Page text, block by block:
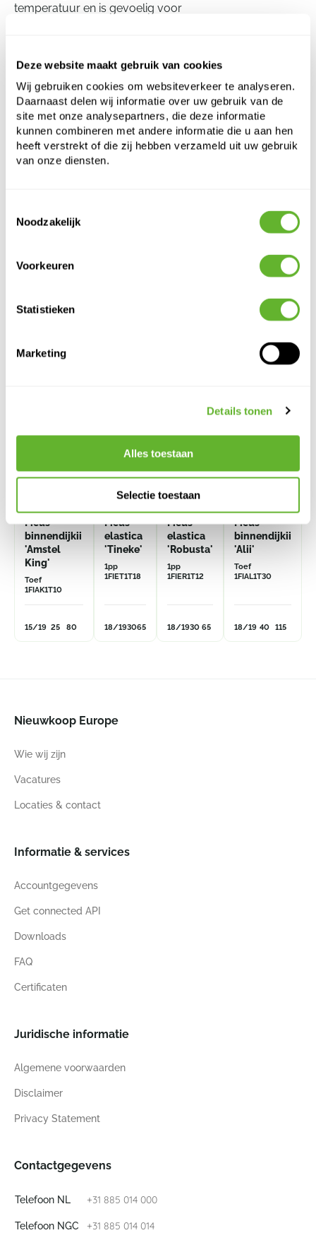
Deze website maakt gebruik van cookies
Wij gebruiken cookies om websiteverkeer te analyseren.
Daarnaast delen wij informatie over uw gebruik van de
site met onze analysepartners, die deze informatie
kunnen combineren met andere informatie die u aan hen
heeft verstrekt of die zij hebben verzameld uit uw gebruik
van onze diensten.
Noodzakelijk
Voorkeuren
Statistieken
Marketing
Details tonen
Alles toestaan
Selectie toestaan
temperatuur en is gevoelig voor
Ficus binnendijkii 'Alii'
Toef
Hoogte:
65
Breedte:
30
Dit product is niet meer beschikbaar
Ficus
binnendijkii
'Amstel
King'
Toef
1FIAK1T10
15/19 25 80
Ficus
elastica
'Tineke'
1pp
1FIET1T18
18/193065
Ficus
elastica
'Robusta'
1pp
1FIER1T12
18/1930 65
Ficus
binnendijkii
'Alii'
Toef
1FIAL1T30
18/19 40 115
Nieuwkoop Europe
Wie wij zijn
Vacatures
Locaties & contact
Informatie & services
Accountgegevens
Get connected API
Downloads
FAQ
Certificaten
Juridische informatie
Algemene voorwaarden
Disclaimer
Privacy Statement
Contactgegevens
Telefoon NL +31 885 014 000
Telefoon NGC +31 885 014 014